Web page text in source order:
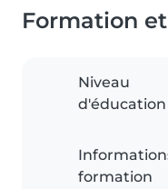
Formation
Niveau
d'éducation
formation